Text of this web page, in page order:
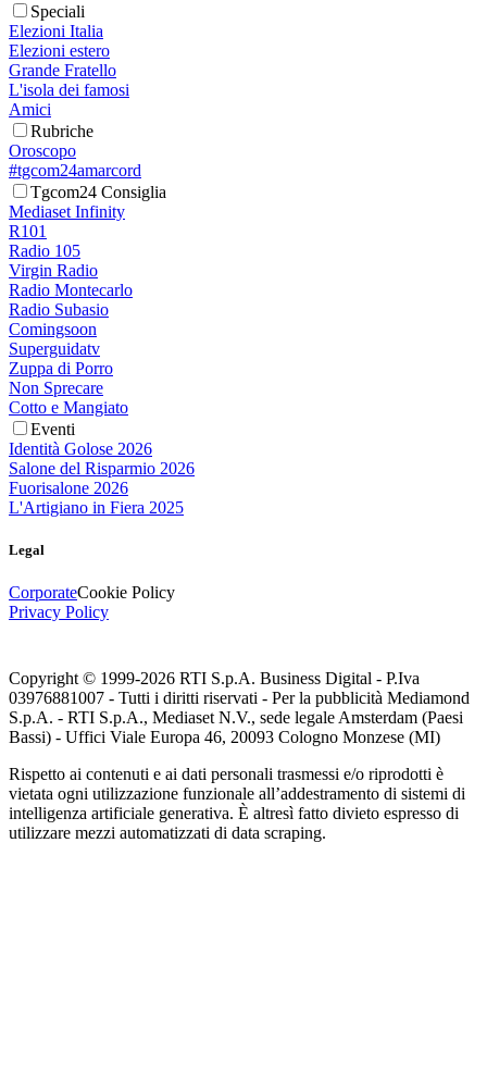
Speciali
Elezioni Italia
Elezioni estero
Grande Fratello
L'isola dei famosi
Amici
Rubriche
Oroscopo
#tgcom24amarcord
Tgcom24 Consiglia
Mediaset Infinity
R101
Radio 105
Virgin Radio
Radio Montecarlo
Radio Subasio
Comingsoon
Superguidatv
Zuppa di Porro
Non Sprecare
Cotto e Mangiato
Eventi
Identità Golose 2026
Salone del Risparmio 2026
Fuorisalone 2026
L'Artigiano in Fiera 2025
Legal
CorporateCookie Policy
Privacy Policy
Copyright © 1999-2026 RTI S.p.A. Business Digital - P.Iva
03976881007 - Tutti i diritti riservati - Per la pubblicità Mediamond
S.p.A. - RTI S.p.A., Mediaset N.V., sede legale Amsterdam (Paesi
Bassi) - Uffici Viale Europa 46, 20093 Cologno Monzese (MI)
Rispetto ai contenuti e ai dati personali trasmessi e/o riprodotti è
vietata ogni utilizzazione funzionale all’addestramento di sistemi di
intelligenza artificiale generativa. È altresì fatto divieto espresso di
utilizzare mezzi automatizzati di data scraping.